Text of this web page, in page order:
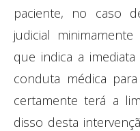
paciente, no caso
judicial
que indica a
conduta médica
certamente terá a
disso desta